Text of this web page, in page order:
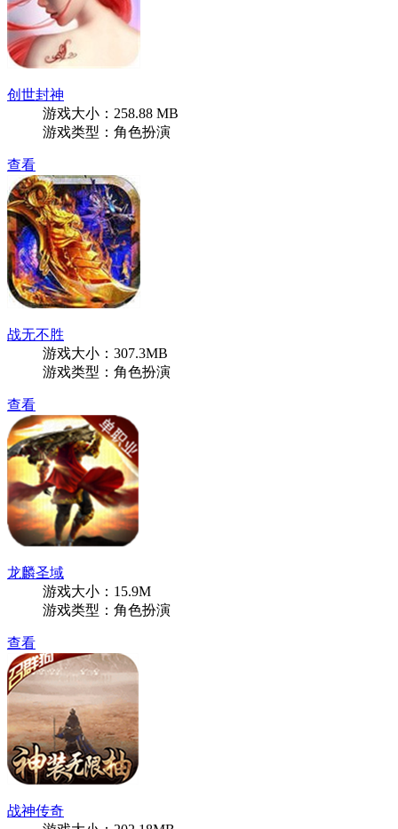
创世封神
游戏大小：258.88 MB
游戏类型：角色扮演
查看
战无不胜
游戏大小：307.3MB
游戏类型：角色扮演
查看
龙麟圣域
游戏大小：15.9M
游戏类型：角色扮演
查看
战神传奇